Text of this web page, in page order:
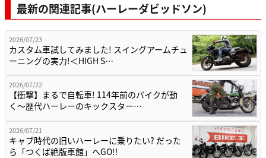
最新の関連記事(ハーレーダビッドソン)
2026/07/23
カスタム車試してみました! スイングアームチュ
ーニングの実力!＜HIGH S…
2026/07/22
【衝撃】まるで自転車! 114年前のバイクが動
く〜歴代ハーレーのキックスター…
2026/07/21
キャブ時代の旧いハーレーに乗りたい? だった
ら「つくば絶版車館」へGO!!